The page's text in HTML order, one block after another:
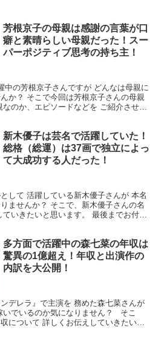
芳根京子の母親は感謝の言葉が口
癖と素晴らしい母親だった！スー
パーポジティブ思考の持ち主！
中の芳根京子さんですが どんなは母親に
か？ そこで今回は芳根京子さんの母親
のか、エピソードなどを ご紹介させて
新木優子は芸名で活躍していた！
総格（総運）は37画で独立によっ
て大成功する人だった！
して 活躍している新木優子さんが 本名
ませんか？ そこで、新木優子さんの名
いきたいと思います。 最後までお付き
多方面で活躍中の森七菜の年収は
驚異の1億超え！年収と出演作の
内訳を大公開！
デレラ』で主演を 務めた森七菜さんが
いでいるのか気になりません？ そこ
について 詳しくお伝えしていきたいと